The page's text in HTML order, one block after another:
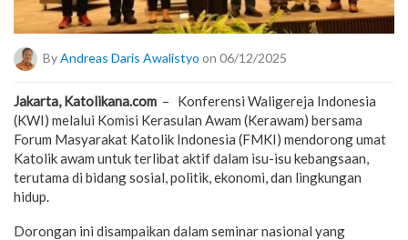
By Andreas Daris Awalistyo on 06/12/2025
Jakarta, Katolikana.com – Konferensi Waligereja Indonesia
(KWI) melalui Komisi Kerasulan Awam (Kerawam) bersama
Forum Masyarakat Katolik Indonesia (FMKI) mendorong umat
Katolik awam untuk terlibat aktif dalam isu-isu kebangsaan,
terutama di bidang sosial, politik, ekonomi, dan lingkungan
hidup.
Dorongan ini disampaikan dalam seminar nasional yang